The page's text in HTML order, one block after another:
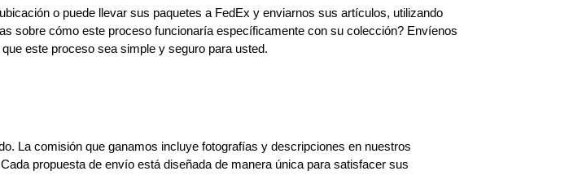
o puede llevar sus paquetes a FedEx y enviarnos sus artículos, utilizando
sobre cómo este proceso funcionaría específicamente con su colección? Envíenos
este proceso sea simple y seguro para usted.
La comisión que ganamos incluye fotografías y descripciones en nuestros
propuesta de envío está diseñada de manera única para satisfacer sus